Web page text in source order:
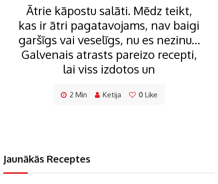
Ātrie kāpostu salāti. Mēdz teikt,
kas ir ātri pagatavojams, nav baigi
garšīgs vai veselīgs, nu es nezinu…
Galvenais atrasts pareizo recepti,
lai viss izdotos un
2 Min Ketija 0 Like
Jaunākās Receptes